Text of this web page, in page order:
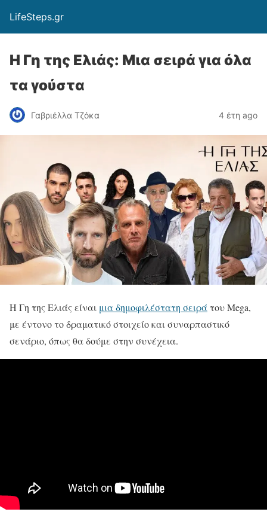
LifeSteps.gr
Η Γη της Ελιάς: Μια σειρά για όλα
τα γούστα
Γαβριέλλα Τζόκα 4 έτη ago
Η Γη της Ελιάς είναι μια δημοφιλέστατη σειράτου Mega,
με έντονο το δραματικό στοιχείο και συναρπαστικό
σενάριο, όπως θα δούμε στην συνέχεια.